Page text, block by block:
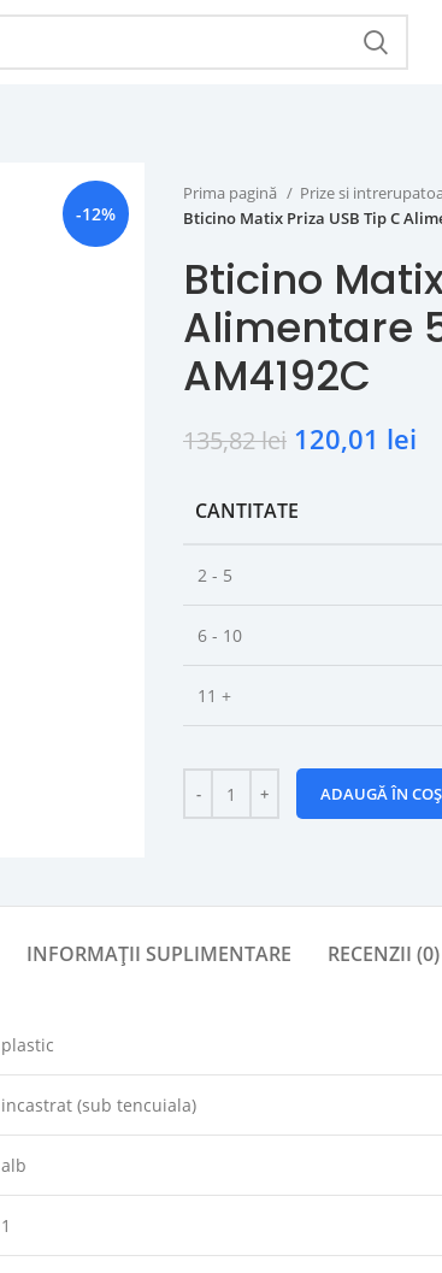
-12%
Prima pagină Prize si
Bticino Matix Priza USB Tip C
Bticino
Alimentare
AM4192C
135,82lei 120,01 lei
CANTITATE
2 - 5
6 - 10
11 +
ADAUGĂ ÎN COȘ
INFORMAȚII SUPLIMENTARE RECENZII (0)
plastic
incastrat (sub tencuiala)
alb
1